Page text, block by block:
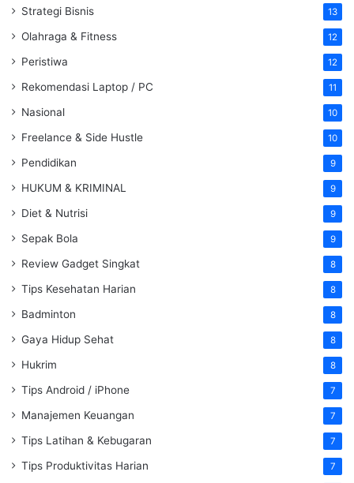
Strategi Bisnis 13
Olahraga & Fitness 12
Peristiwa 12
Rekomendasi Laptop / PC 11
Nasional 10
Freelance & Side Hustle 10
Pendidikan 9
HUKUM & KRIMINAL 9
Diet & Nutrisi 9
Sepak Bola 9
Review Gadget Singkat 8
Tips Kesehatan Harian 8
Badminton 8
Gaya Hidup Sehat 8
Hukrim 8
Tips Android / iPhone 7
Manajemen Keuangan 7
Tips Latihan & Kebugaran 7
Tips Produktivitas Harian 7